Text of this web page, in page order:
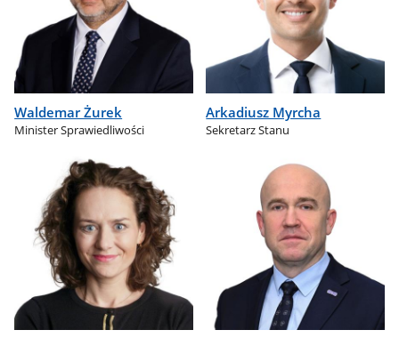
Waldemar Żurek
Minister Sprawiedliwości
Arkadiusz Myrcha
Sekretarz Stanu